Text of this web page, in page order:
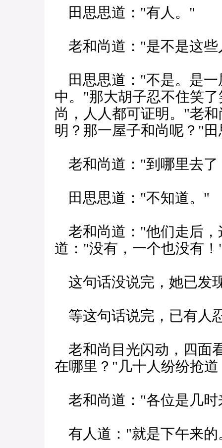
田思思道："有人。"
老和尚道："是不是这些
田思思道："不是。是一
中。"那大胡子忍不住笑
尚，人人都可证明。"老
明？那一屋子和尚呢？"
老和尚道："到哪里去了
田思思道："不知道。"
老和尚道："他们走后，
道："没有，一个也没有
这句话没说完，她已发
等这句话说完，已有人
老和尚目光闪动，四面
在哪里？"几十人纷纷抢
老和尚道："各位是几时
有人道："就是下午来的